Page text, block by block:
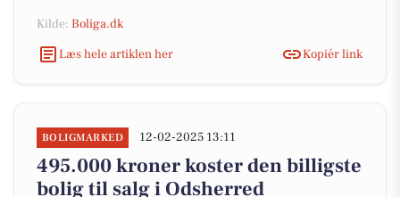
Kilde: Boliga.dk
Læs hele artiklen her
Kopiér link
BOLIGMARKED 12-02-2025 13:11
495.000 kroner koster den billigste
bolig til salg i Odsherred